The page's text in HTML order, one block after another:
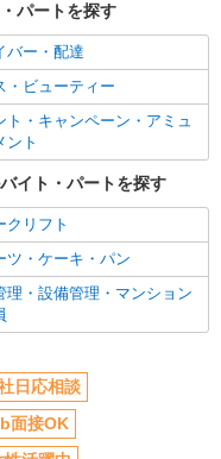
躍中
ター歓迎
クOK
日120日以上
み勤務OK
業・上場企業のグループ会
なめ（月20h未満）
得支援制度あり
パートを探す
バー・配達
・ビューティー
ト・キャンペーン・アミュ
ント
イト・パートを探す
クリフト
ツ・ケーキ・パン
理・設備管理・マンション
日応相談
面接OK